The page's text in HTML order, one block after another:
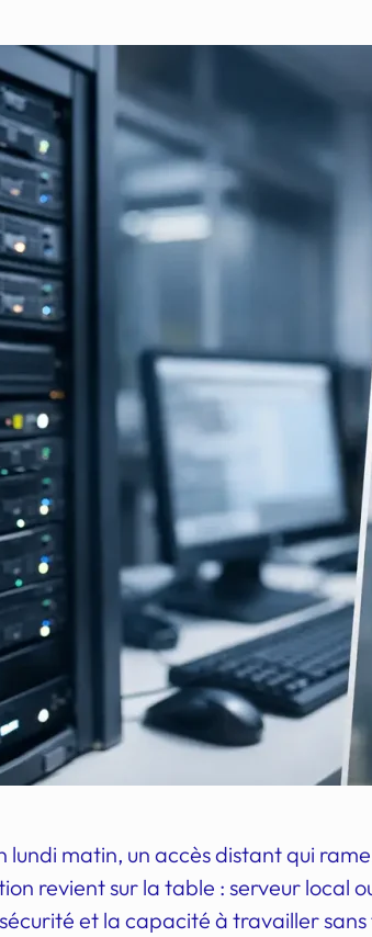
matin, un accès distant qui
revient sur la table : serveur local
et la capacité à travailler